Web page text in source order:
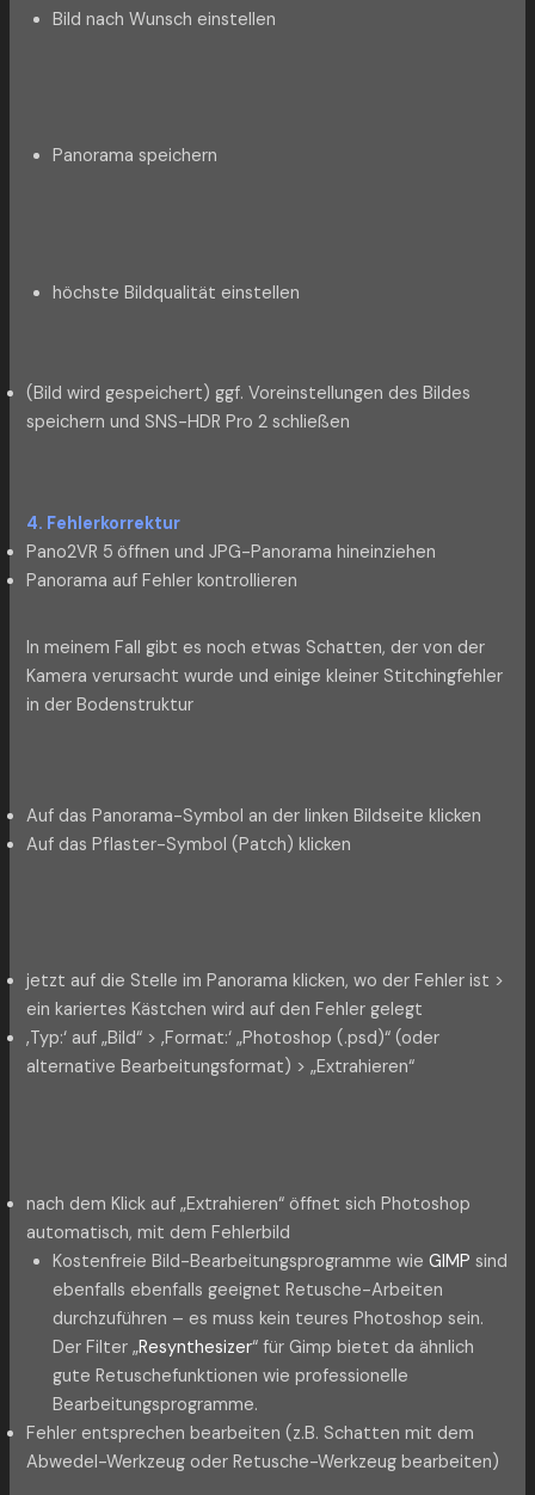
Bild nach Wunsch einstellen
Panorama speichern
höchste Bildqualität einstellen
(Bild wird gespeichert) ggf. Voreinstellungen des Bildes
speichern und SNS-HDR Pro 2 schließen
4. Fehlerkorrektur
Pano2VR 5 öffnen und JPG-Panorama hineinziehen
Panorama auf Fehler kontrollieren
In meinem Fall gibt es noch etwas Schatten, der von der
Kamera verursacht wurde und einige kleiner Stitchingfehler
in der Bodenstruktur
Auf das Panorama-Symbol an der linken Bildseite klicken
Auf das Pflaster-Symbol (Patch) klicken
jetzt auf die Stelle im Panorama klicken, wo der Fehler ist >
ein kariertes Kästchen wird auf den Fehler gelegt
‚Typ:‘ auf „Bild“ > ‚Format:‘ „Photoshop (.psd)“ (oder
alternative Bearbeitungsformat) > „Extrahieren“
nach dem Klick auf „Extrahieren“ öffnet sich Photoshop
automatisch, mit dem Fehlerbild
Kostenfreie Bild-Bearbeitungsprogramme wieGIMP sind
ebenfalls ebenfalls geeignet Retusche-Arbeiten
durchzuführen – es muss kein teures Photoshop sein.
Der Filter „Resynthesizer“ für Gimp bietet da ähnlich
gute Retuschefunktionen wie professionelle
Bearbeitungsprogramme.
Fehler entsprechen bearbeiten (z.B. Schatten mit dem
Abwedel-Werkzeug oder Retusche-Werkzeug bearbeiten)